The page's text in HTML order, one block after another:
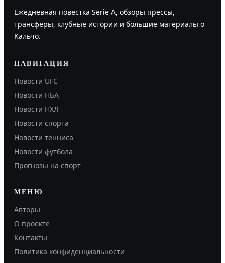
Ежедневная повестка Serie A, обзоры прессы,
трансферы, клубные истории и большие материалы о
Кальчо.
НАВИГАЦИЯ
Новости UFC
Новости НБА
Новости НХЛ
Новости спорта
Новости тенниса
Новости футбола
Прогнозы на спорт
МЕНЮ
Авторы
О проекте
Контакты
Политика конфиденциальности